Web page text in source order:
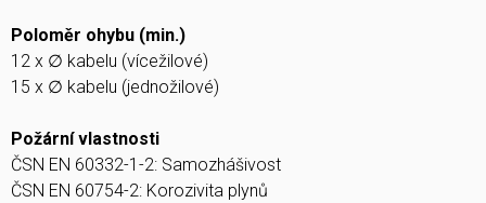
Poloměr ohybu (min.)
12 x ∅ kabelu (vícežilové)
15 x ∅ kabelu (jednožilové)
Požární vlastnosti
ČSN EN 60332-1-2: Samozhášivost
ČSN EN 60754-2: Korozivita plynů